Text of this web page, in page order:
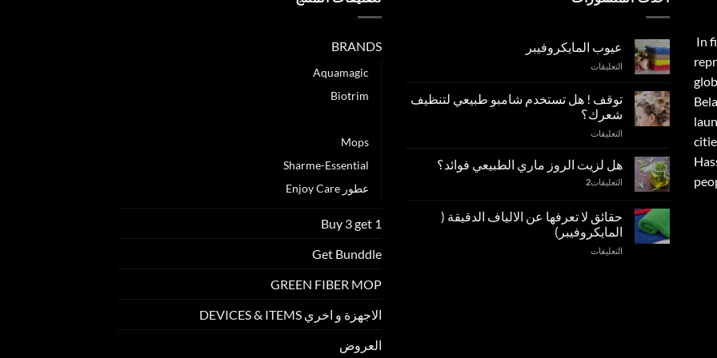
In
عيوب المايكروفيبر
التعليقاتعلى
المايكروفيبر
مغلقة
توقف ! هل تستخدم شامبو طبيعي لتنظيف
شعرك؟
التعليقاتعلى
هل
تستخدم
طبيعي
لتنظيف
شعرك؟
مغلقة
هل لزيت الروز ماري الطبيعي فوائد؟
التعليقات2
حقائق لا تعرفها عن الالياف الدقيقة (
المايكروفيبر)
التعليقاتعلى
BRANDS
Aquamagic
Biotrim
Mops
Sharme-Essential
عطور Enjoy Care
Buy 3 get 1
Get Bunddle
GREEN FIBER MOP
الاجهزة و اخري DEVICES & ITEMS
العروض